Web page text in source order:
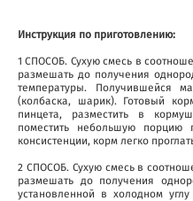
Инструкция по приготовлению:
1 СПОСОБ. Сухую смесь в
размешать до получения
температуры. Получившейся
(колбаска, шарик). Готовый
пинцета, разместить в
поместить небольшую порцию
консистенции, корм легко
2 СПОСОБ. Сухую смесь в
размешать до получения
установленной в холодном